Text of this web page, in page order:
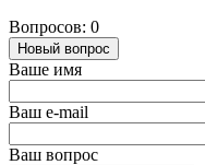
Вопросов: 0
Новый вопрос
Ваше имя
Ваш e-mail
Ваш вопрос